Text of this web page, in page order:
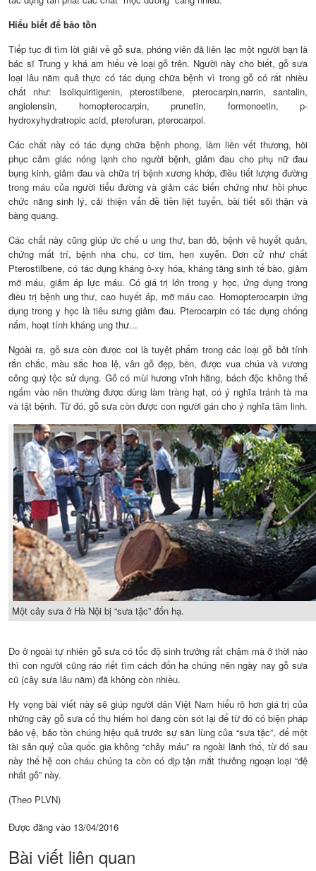
Hiểu biết để bảo tồn
Tiếp tục đi tìm lời giải về gỗ sưa, phóng viên đã liên lạc một người bạn là
bác sĩ Trung y khá am hiểu về loại gỗ trên. Người này cho biết, gỗ sưa
loại lâu năm quả thực có tác dụng chữa bệnh vì trong gỗ có rất nhiều
chất như: Isoliquiritigenin, pterostilbene, pterocarpin,narrin, santalin,
angiolensin, homopterocarpin, prunetin, formonoetin, p-
hydroxyhydratropic acid, pterofuran, pterocarpol.
Các chất này có tác dụng chữa bệnh phong, làm liền vết thương, hồi
phục cảm giác nóng lạnh cho người bệnh, giảm đau cho phụ nữ đau
bụng kinh, giảm đau và chữa trị bệnh xương khớp, điều tiết lượng đường
trong máu của người tiểu đường và giảm các biến chứng như hồi phục
chức năng sinh lý, cải thiện vấn đề tiền liệt tuyến, bài tiết sỏi thận và
bàng quang.
Các chất này cũng giúp ức chế u ung thư, ban đỏ, bệnh về huyết quản,
chứng mất trí, bệnh nha chu, cơ tim, hen xuyễn. Đơn cử như chất
Pterostilbene, có tác dụng kháng ô-xy hóa, kháng tăng sinh tế bào, giảm
mỡ máu, giảm áp lực máu. Có giá trị lớn trong y học, ứng dụng trong
điều trị bệnh ung thư, cao huyết áp, mỡ máu cao. Homopterocarpin ứng
dụng trong y học là tiêu sưng giảm đau. Pterocarpin có tác dụng chống
nấm, hoạt tính kháng ung thư...
Ngoài ra, gỗ sưa còn được coi là tuyệt phẩm trong các loại gỗ bởi tính
rắn chắc, màu sắc hoa lệ, vân gỗ đẹp, bền, được vua chúa và vương
công quý tộc sử dụng. Gỗ có mùi hương vĩnh hằng, bách độc không thể
ngấm vào nên thường được dùng làm tràng hạt, có ý nghĩa tránh tà ma
và tật bệnh. Từ đó, gỗ sưa còn được con người gán cho ý nghĩa tâm linh.
Một cây sưa ở Hà Nội bị “sưa tặc” đốn hạ.
Do ở ngoài tự nhiên gỗ sưa có tốc độ sinh trưởng rất chậm mà ở thời nào
thì con người cũng ráo riết tìm cách đốn hạ chúng nên ngày nay gỗ sưa
cũ (cây sưa lâu năm) đã không còn nhiều.
Hy vọng bài viết này sẽ giúp người dân Việt Nam hiểu rõ hơn giá trị của
những cây gỗ sưa cổ thụ hiếm hoi đang còn sót lại để từ đó có biện pháp
bảo vệ, bảo tồn chúng hiệu quả trước sự săn lùng của “sưa tặc”, để một
tài sản quý của quốc gia không “chảy máu” ra ngoài lãnh thổ, từ đó sau
này thế hệ con cháu chúng ta còn có dịp tận mắt thưởng ngoạn loại “đệ
nhất gỗ” này.
(Theo PLVN)
Được đăng vào 13/04/2016
Bài viết liên quan